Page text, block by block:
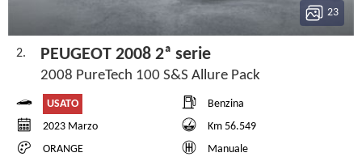
23
2. PEUGEOT 2008 2ª serie
2008 PureTech 100 S&S Allure Pack
USATO
Benzina
2023 Marzo
Km 56.549
ORANGE
Manuale